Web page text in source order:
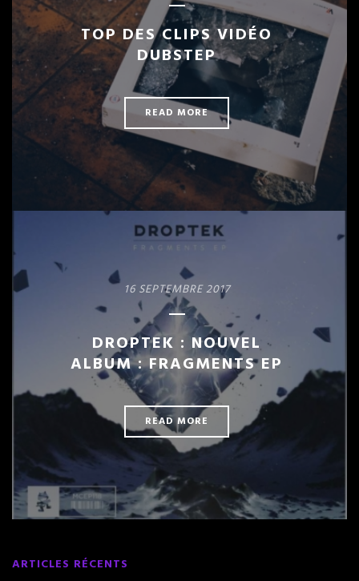
TOP DES CLIPS VIDÉO
DUBSTEP
READ MORE
16 SEPTEMBRE 2017
DROPTEK : NOUVEL
ALBUM : FRAGMENTS EP
READ MORE
ARTICLES RÉCENTS